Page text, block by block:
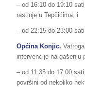
– od 16:10 do 19:10
rastinje u Tepčićima, i
– od 22:15 do 23:00
Općina Konjic.
intervencije na gašenju
– od 11:35 do 17:00
površini od nekoliko